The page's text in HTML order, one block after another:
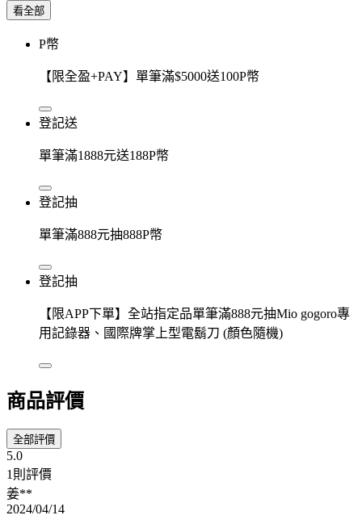
看全部
P幣
【限全盈+PAY】單筆滿$5000送100P幣
登記送
單筆滿1888元送188P幣
登記抽
單筆滿888元抽888P幣
登記抽
【限APP下單】全站指定品單筆滿888元抽Mio gogoro專
用記錄器、國際牌掌上型電鬍刀 (顏色隨機)
商品評價
全部評價
5.0
1則評價
姜**
2024/04/14